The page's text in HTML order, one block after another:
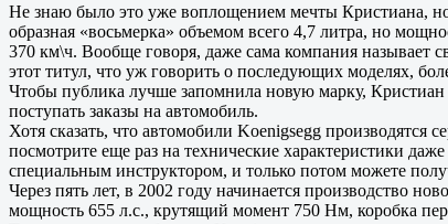
Не знаю было это уже воплощением мечты Кристиана, но
образная «восьмерка» объемом всего 4,7 литра, но
370 км\ч. Вообще говоря, даже сама компания называет
этот титул, что уж говорить о последующих моделях,
Чтобы публика лучше запомнила новую марку, Кристиан
поступать заказы на автомобиль.
Хотя сказать, что автомобили Koenigsegg производятся
посмотрите еще раз на технические характеристики
специальным инструктором, и только потом можете
Через пять лет, в 2002 году начинается производство
мощность 655 л.с., крутящий момент 750 Нм, коробка